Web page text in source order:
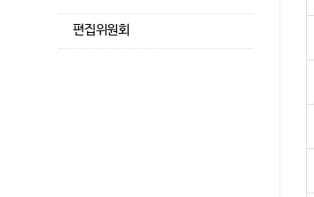
편집위원회